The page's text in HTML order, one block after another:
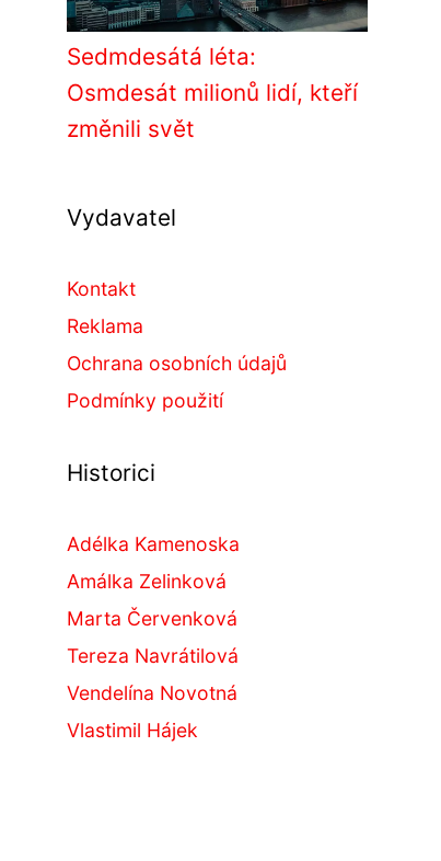
Sedmdesátá léta:
Osmdesát milionů lidí, kteří
změnili svět
Vydavatel
Kontakt
Reklama
Ochrana osobních údajů
Podmínky použití
Historici
Adélka Kamenoska
Amálka Zelinková
Marta Červenková
Tereza Navrátilová
Vendelína Novotná
Vlastimil Hájek